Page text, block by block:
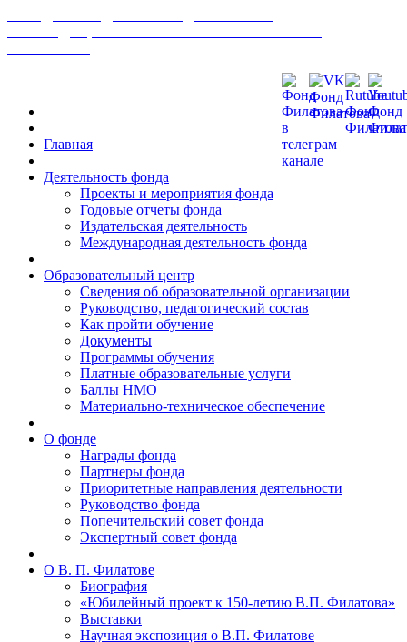
Главная
Деятельность фонда
Проекты и мероприятия фонда
Годовые отчеты фонда
Издательская деятельность
Международная деятельность фонда
Образовательный центр
Сведения об образовательной организации
Руководство, педагогический состав
Как пройти обучение
Документы
Программы обучения
Платные образовательные услуги
Баллы НМО
Материально-техническое обеспечение
О фонде
Награды фонда
Партнеры фонда
Приоритетные направления деятельности
Руководство фонда
Попечительский совет фонда
Экспертный совет фонда
О В. П. Филатове
Биография
«Юбилейный проект к 150-летию В.П. Филатова»
Выставки
Научная экспозиция о В.П. Филатове